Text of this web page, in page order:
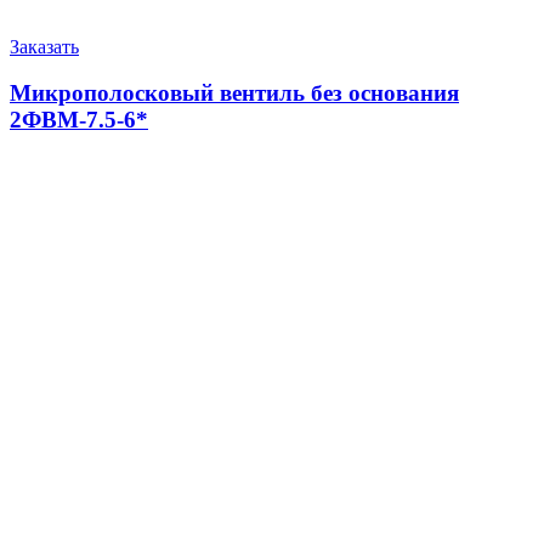
Заказать
Микрополосковый вентиль без основания
2ФВМ-7.5-6*